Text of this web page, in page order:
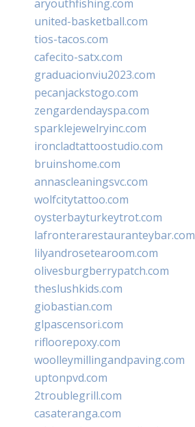
aryouthfishing.com
united-basketball.com
tios-tacos.com
cafecito-satx.com
graduacionviu2023.com
pecanjackstogo.com
zengardendayspa.com
sparklejewelryinc.com
ironcladtattoostudio.com
bruinshome.com
annascleaningsvc.com
wolfcitytattoo.com
oysterbayturkeytrot.com
lafronterarestauranteybar.com
lilyandrosetearoom.com
olivesburgberrypatch.com
theslushkids.com
giobastian.com
glpascensori.com
rifloorepoxy.com
woolleymillingandpaving.com
uptonpvd.com
2troublegrill.com
casateranga.com